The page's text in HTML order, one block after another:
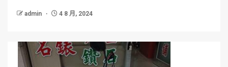
admin 4 8 月, 2024